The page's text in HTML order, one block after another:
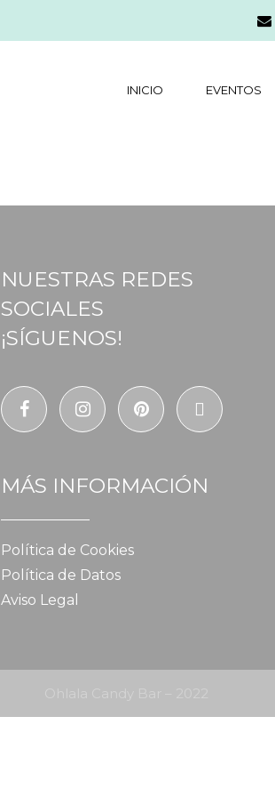
INICIO EVENTOS
NUESTRAS REDES
SOCIALES
¡SÍGUENOS!
MÁS INFORMACIÓN
Política de Cookies
Política de Datos
Aviso Legal